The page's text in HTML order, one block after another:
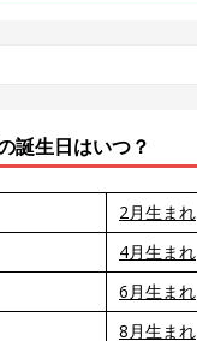
誕生日はいつ？
2月生まれ
4月生まれ
6月生まれ
8月生まれ